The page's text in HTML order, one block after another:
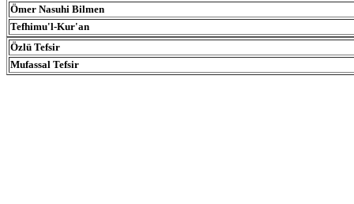
Ömer Nasuhi Bilmen
Tefhimu'l-Kur'an
Özlü Tefsir
Mufassal Tefsir